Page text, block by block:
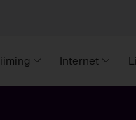
Internet